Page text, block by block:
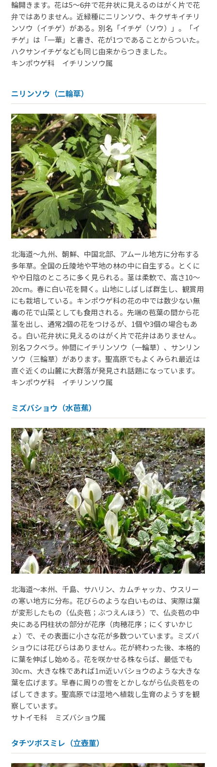
輪開きます。花は5～6弁で花弁状に見えるのはがく片で花
弁ではありません。近緑種にニリンソウ、キクザキイチリ
ンソウ（イチゲ）がある。別名「イチゲ（ソウ）」。「イ
チゲ」は「一華」と書き、花が1つであることからついた。
ハクサンイチゲなども同じ由来からつきました。
キンポウゲ科 イチリンソウ属
ニリンソウ（二輪草）
北海道～九州、朝鮮、中国北部、アムール地方に分布する
多年草。全国の丘陵地や平地の林の中に自生する。とくに
やや日陰のところに多く見られる。茎は柔軟で、高さ10～
20cm。春に白い花を開く。山地にしばしば群生し、観賞用
にも栽培している。キンポウゲ科の花の中では数少ない無
毒の花で山菜としても食用される。先端の苞葉の間から花
茎を出し、通常2個の花をつけるが、1個や3個の場合もあ
る。白い花弁状に見えるのはがく片で花弁はありません。
別名フクベラ。仲間にイチリンソウ（一輪草）、サンリン
ソウ（三輪草）があります。聖高原でもよくみられ最近は
直ぐ近くの山麓に大群落が発見され話題になっています。
キンポウゲ科 イチリンソウ属
ミズバショウ（水芭蕉）
北海道～本州、千島、サハリン、カムチャッカ、ウスリー
の寒い地方に分布。花びらのような白いものは、実際は葉
が変形したもの（仏炎苞；ぶつえんほう）で、仏炎苞の中
央にある円柱状の部分が花序（肉穂花序；にくすいかじ
ょ）で、その表面に小さな花が多数ついています。ミズバ
ショウには花びらはありません。花が終わった後、本格的
に葉を伸ばし始める。花を咲かせる株ならば、最低でも
30cm、大きな株であれば1m近いバショウのような大きな
葉を広げます。早春に周りの雪をとかしながら仏炎苞をの
ばしてきます。聖高原では湿地へ植栽し生育のようすを観
察しています。
サトイモ科 ミズバショウ属
タチツボスミレ（立壺菫）